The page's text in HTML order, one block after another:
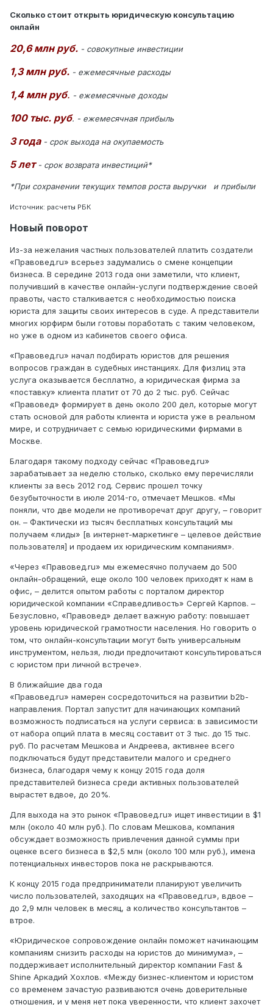
Сколько стоит открыть юридическую консультацию
онлайн
20,6 млн руб. - совокупные инвестиции
1,3 млн руб. - ежемесячные расходы
1,4 млн руб. - ежемесячные доходы
100 тыс. руб. - ежемесячная прибыль
3 года- срок выхода на окупаемость
5 лет- срок возврата инвестиций*
*При сохранении текущих темпов роста выручки и прибыли
Источник: расчеты РБК
Новый поворот
Из-за нежелания частных пользователей платить создатели
«Правовед.ru» всерьез задумались о смене концепции
бизнеса. В середине 2013 года они заметили, что клиент,
получивший в качестве онлайн-услуги подтверждение своей
правоты, часто сталкивается с необходимостью поиска
юриста для защиты своих интересов в суде. А представители
многих юрфирм были готовы поработать с таким человеком,
но уже в одном из кабинетов своего офиса.
«Правовед.ru» начал подбирать юристов для решения
вопросов граждан в судебных инстанциях. Для физлиц эта
услуга оказывается бесплатно, а юридическая фирма за
«поставку» клиента платит от 70 до 2 тыс. руб. Сейчас
«Правовед» формирует в день около 200 дел, которые могут
стать основой для работы клиента и юриста уже в реальном
мире, и сотрудничает с семью юридическими фирмами в
Москве.
Благодаря такому подходу сейчас «Правовед.ru»
зарабатывает за неделю столько, сколько ему перечисляли
клиенты за весь 2012 год. Сервис прошел точку
безубыточности в июле 2014-го, отмечает Мешков. «Мы
поняли, что две модели не противоречат друг другу, – говорит
он. – Фактически из тысяч бесплатных консультаций мы
получаем «лиды» [в интернет-маркетинге – целевое действие
пользователя] и продаем их юридическим компаниям».
«Через «Правовед.ru» мы ежемесячно получаем до 500
онлайн-обращений, еще около 100 человек приходят к нам в
офис, – делится опытом работы с порталом директор
юридической компании «Справедливость» Сергей Карпов. –
Безусловно, «Правовед» делает важную работу: повышает
уровень юридической грамотности населения. Но говорить о
том, что онлайн-консультации могут быть универсальным
инструментом, нельзя, люди предпочитают консультироваться
с юристом при личной встрече».
В ближайшие два года
«Правовед.ru» намерен сосредоточиться на развитии b2b-
направления. Портал запустит для начинающих компаний
возможность подписаться на услуги сервиса: в зависимости
от набора опций плата в месяц составит от 3 тыс. до 15 тыс.
руб. По расчетам Мешкова и Андреева, активнее всего
подключаться будут представители малого и среднего
бизнеса, благодаря чему к концу 2015 года доля
представителей бизнеса среди активных пользователей
вырастет вдвое, до 20%.
Для выхода на это рынок «Правовед.ru» ищет инвестиции в $1
млн (около 40 млн руб.). По словам Мешкова, компания
обсуждает возможность привлечения данной суммы при
оценке всего бизнеса в $2,5 млн (около 100 млн руб.), имена
потенциальных инвесторов пока не раскрываются.
К концу 2015 года предприниматели планируют увеличить
число пользователей, заходящих на «Правовед.ru», вдвое –
до 2,9 млн человек в месяц, а количество консультантов –
втрое.
«Юридическое сопровождение онлайн поможет начинающим
компаниям снизить расходы на юристов до минимума», –
поддерживает исполнительный директор компании Fast &
Shine Аркадий Хохлов. ​«Между бизнес-клиентом и юристом
со временем зачастую развиваются очень доверительные
отношения, и у меня нет пока уверенности, что клиент захочет